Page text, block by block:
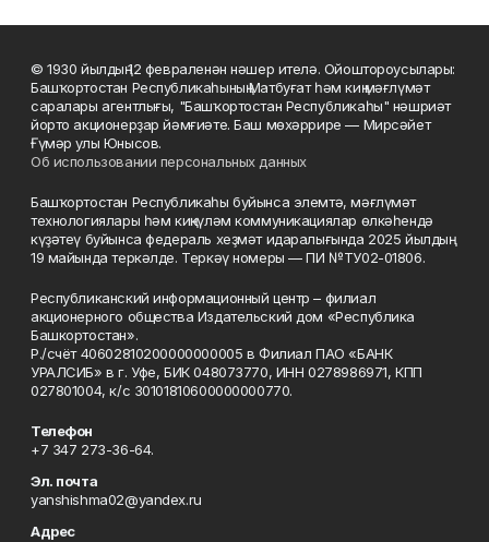
© 1930 йылдың 12 февраленән нәшер ителә. Ойоштороусылары:
Башҡортостан Республикаһының Матбуғат һәм киң мәғлүмәт
саралары агентлығы, "Башҡортостан Республикаһы" нәшриәт
йорто акционерҙар йәмғиәте. Баш мөхәррире — Мирсәйет
Ғүмәр улы Юнысов.
Об использовании персональных данных
Башҡортостан Республикаһы буйынса элемтә, мәғлүмәт
технологиялары һәм киңкүләм коммуникациялар өлкәһендә
күҙәтеү буйынса федераль хеҙмәт идаралығында 2025 йылдың
19 майында теркәлде. Теркәү номеры — ПИ №ТУ02-01806.
Республиканский информационный центр – филиал
акционерного общества Издательский дом «Республика
Башкортостан».
Р./счёт 40602810200000000005 в Филиал ПАО «БАНК
УРАЛСИБ» в г. Уфе, БИК 048073770, ИНН 0278986971, КПП
027801004, к/с 30101810600000000770.
Телефон
+7 347 273-36-64.
Эл. почта
yanshishma02@yandex.ru
Адрес